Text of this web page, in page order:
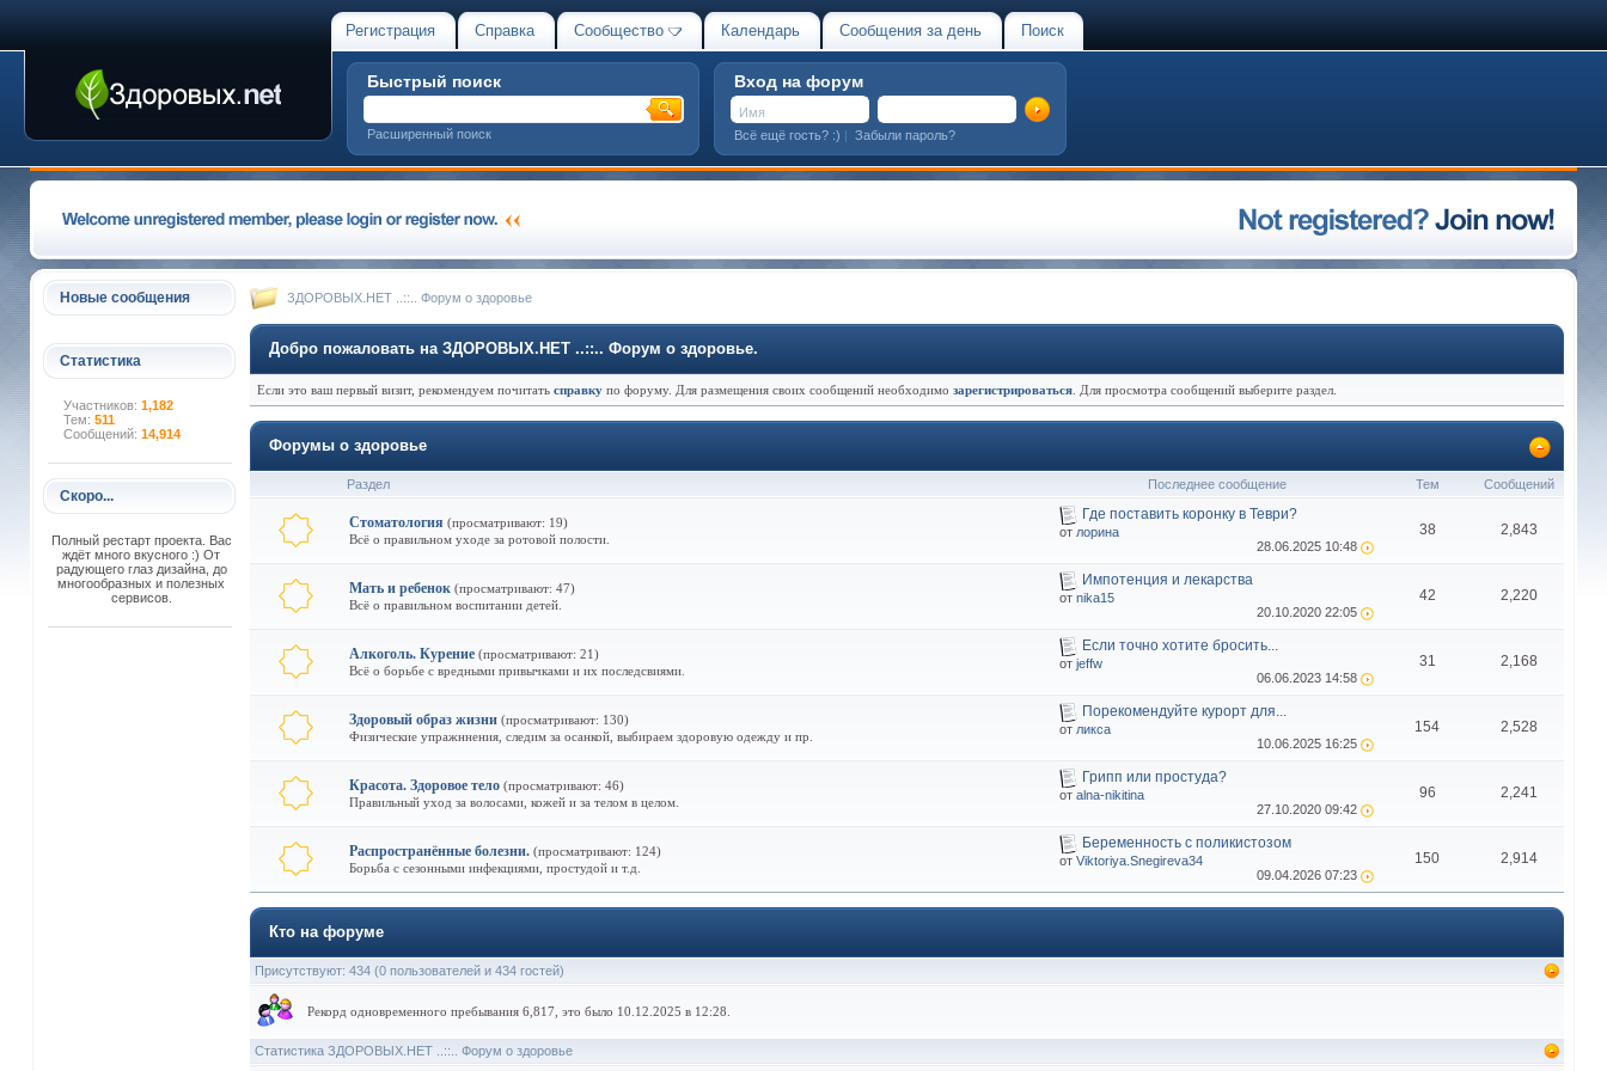
Регистрация Справка Сообщество Календарь Сообщения за день Поиск
Быстрый поиск
Расширенный поиск
Вход на форум
Всё ещё гость? :) | Забыли пароль?
Новые сообщения
Статистика
Участников: 1,182
Тем: 511
Сообщений: 14,914
Скоро...
Полный рестарт проекта. Вас
ждёт много вкусного :) От
радующего глаз дизайна, до
многообразных и полезных
сервисов.
ЗДОРОВЫХ.НЕТ ..::.. Форум о здоровье
Добро пожаловать на ЗДОРОВЫХ.НЕТ ..::.. Форум о здоровье.
Если это ваш первый визит, рекомендуем почитать справку по форуму. Для размещения своих сообщений необходимо зарегистрироваться . Для просмотра сообщений выберите раздел.
Форумы о здоровье
Раздел Последнее сообщение Тем Сообщений
Стоматология (просматривают: 19)
Всё о правильном уходе за ротовой полости.
Где поставить коронку в Теври?
от лорина
28.06.2025 10:48
38 2,843
Мать и ребенок (просматривают: 47)
Всё о правильном воспитании детей.
Импотенция и лекарства
от nika15
20.10.2020 22:05
42 2,220
Алкоголь. Курение (просматривают: 21)
Всё о борьбе с вредными привычками и их последсвиями.
Если точно хотите бросить...
от jeffw
06.06.2023 14:58
31 2,168
Здоровый образ жизни (просматривают: 130)
Физические упражннения, следим за осанкой, выбираем здоровую одежду и пр.
Порекомендуйте курорт для...
от ликса
10.06.2025 16:25
154 2,528
Красота. Здоровое тело (просматривают: 46)
Правильный уход за волосами, кожей и за телом в целом.
Грипп или простуда?
от alna-nikitina
27.10.2020 09:42
96 2,241
Распространённые болезни. (просматривают: 124)
Борьба с сезонными инфекциями, простудой и т.д.
Беременность с поликистозом
от Viktoriya.Snegireva34
09.04.2026 07:23
150 2,914
Кто на форуме
Присутствуют: 434 (0 пользователей и 434 гостей)
Рекорд одновременного пребывания 6,817, это было 10.12.2025 в 12:28.
Статистика ЗДОРОВЫХ.НЕТ ..::.. Форум о здоровье